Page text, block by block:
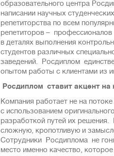
образовательного центра
написании научных
репетиторства по всем
репетиторов –
в деталях выполнения
студентов рaзличных
зaведeний. Росдиплом
опытом работы с клиентами из
Росдиплом ставит акцент на
Компания работает не на
с использованием
разработкой путей их
сложную, кропотливую и
Сотрудники Росдиплома не
место именно качество,